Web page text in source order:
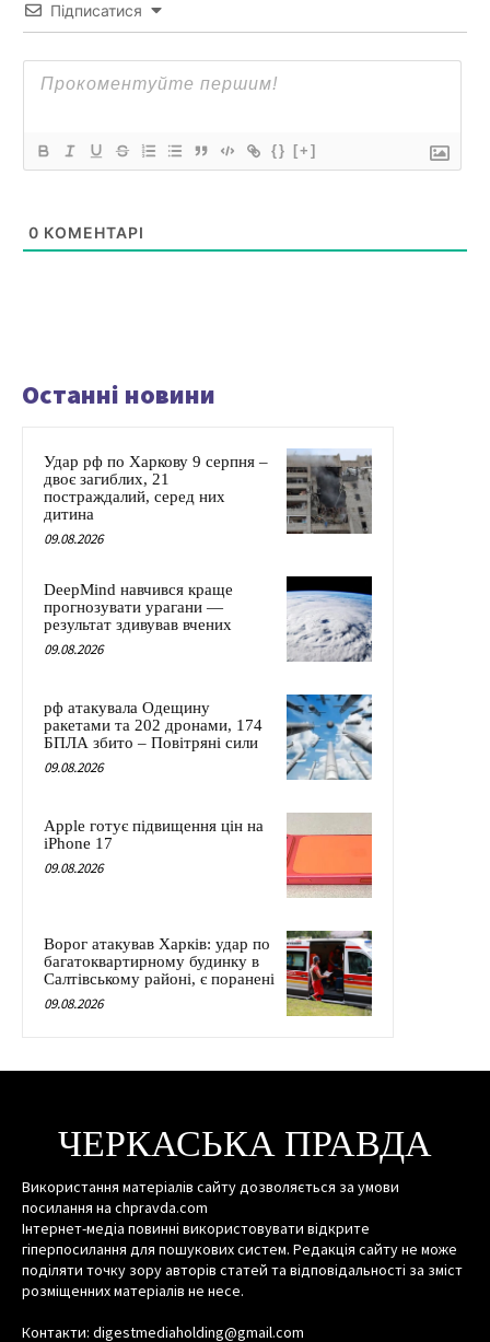
Підписатися
{} [+]
0 КОМЕНТАРІ
Останні новини
Удар рф по Харкову 9 серпня –
двоє загиблих, 21
постраждалий, серед них
дитина
09.08.2026
DeepMind навчився краще
прогнозувати урагани —
результат здивував вчених
09.08.2026
рф атакувала Одещину
ракетами та 202 дронами, 174
БПЛА збито – Повітряні сили
09.08.2026
Apple готує підвищення цін на
iPhone 17
09.08.2026
Ворог атакував Харків: удар по
багатоквартирному будинку в
Салтівському районі, є поранені
09.08.2026
ЧЕРКАСЬКА ПРАВДА
Використання матеріалів сайту дозволяється за умови
посилання на chpravda.com
Інтернет-медіа повинні використовувати відкрите
гіперпосилання для пошукових систем. Редакція сайту не може
поділяти точку зору авторів статей та відповідальності за зміст
розміщенних матеріалів не несе.
Контакти: digestmediaholding@gmail.com